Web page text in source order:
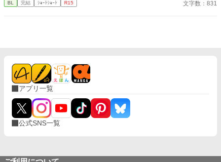
BL 完結 ｼｮｰﾄｼｮｰﾄ R15 文字数：831
アプリ一覧
公式SNS一覧